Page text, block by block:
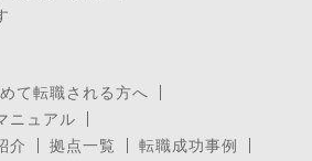
て転職される方へ
ニュアル
介
拠点一覧
転職成功事例